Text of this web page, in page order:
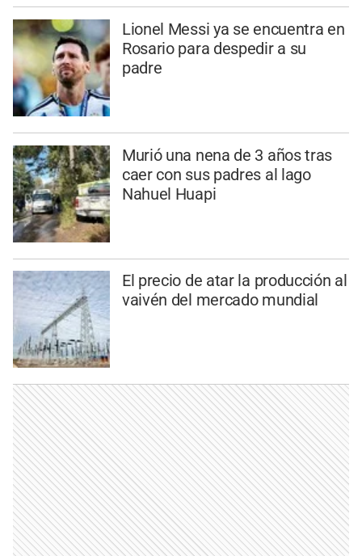
Lionel Messi ya se encuentra en
Rosario para despedir a su
padre
Murió una nena de 3 años tras
caer con sus padres al lago
Nahuel Huapi
El precio de atar la producción al
vaivén del mercado mundial